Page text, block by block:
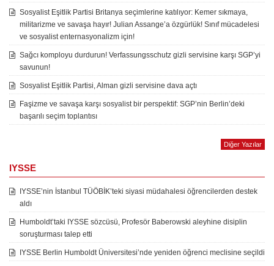
Sosyalist Eşitlik Partisi Britanya seçimlerine katılıyor: Kemer sıkmaya,
militarizme ve savaşa hayır! Julian Assange’a özgürlük! Sınıf mücadelesi
ve sosyalist enternasyonalizm için!
Sağcı komployu durdurun! Verfassungsschutz gizli servisine karşı SGP’yi
savunun!
Sosyalist Eşitlik Partisi, Alman gizli servisine dava açtı
Faşizme ve savaşa karşı sosyalist bir perspektif: SGP’nin Berlin’deki
başarılı seçim toplantısı
Diğer Yazılar
IYSSE
IYSSE’nin İstanbul TÜÖBİK’teki siyasi müdahalesi öğrencilerden destek
aldı
Humboldt’taki IYSSE sözcüsü, Profesör Baberowski aleyhine disiplin
soruşturması talep etti
IYSSE Berlin Humboldt Üniversitesi’nde yeniden öğrenci meclisine seçildi